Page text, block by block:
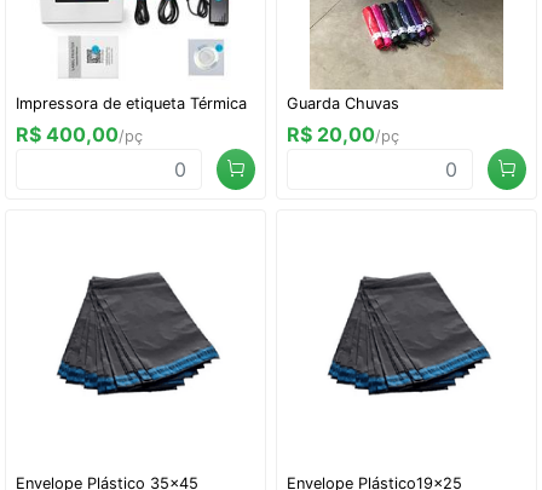
Impressora de etiqueta Térmica
R$ 400,00/pç
Guarda Chuvas
R$ 20,00/pç
Envelope Plástico 35x45 Envelope Plástico19x25